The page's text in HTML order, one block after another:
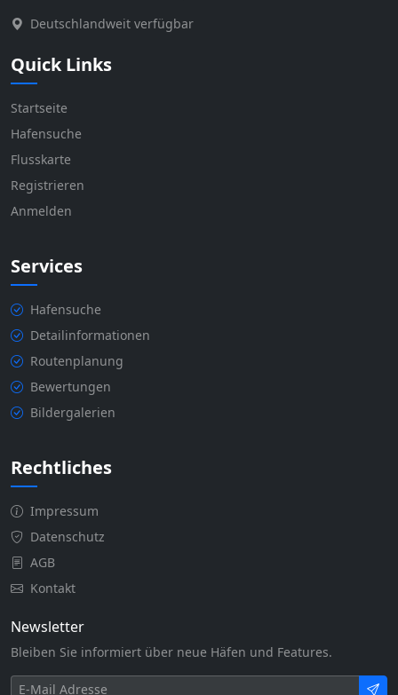
Deutschlandweit verfügbar
Quick Links
Startseite
Hafensuche
Flusskarte
Registrieren
Anmelden
Services
Hafensuche
Detailinformationen
Routenplanung
Bewertungen
Bildergalerien
Rechtliches
Impressum
Datenschutz
AGB
Kontakt
Newsletter
Bleiben Sie informiert über neue Häfen und Features.